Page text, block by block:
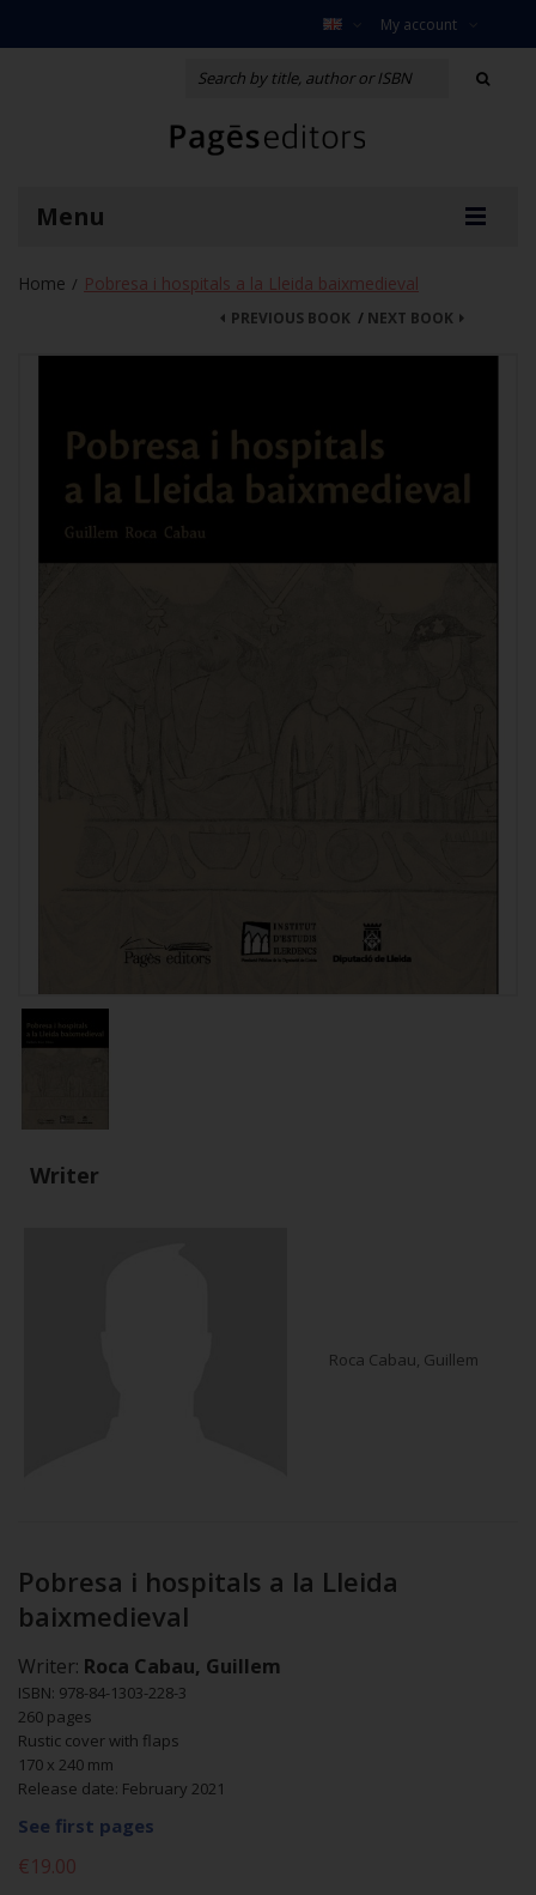
My account
Menu
Home / Pobresa i hospitals a la Lleida baixmedieval
NEXT BOOK
PREVIOUS BOOK /
Writer
Roca Cabau, Guillem
Pobresa i hospitals a la Lleida
baixmedieval
Writer: Roca Cabau, Guillem
ISBN: 978-84-1303-228-3
260 pages
Rustic cover with flaps
170 x 240 mm
Release date: February 2021
See first pages
€19.00